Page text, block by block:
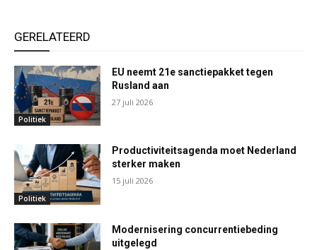
GERELATEERD
Politiek
EU neemt 21e sanctiepakket tegen
Rusland aan
27 juli 2026
Politiek
Productiviteitsagenda moet Nederland
sterker maken
15 juli 2026
Modernisering concurrentiebeding
uitgelegd